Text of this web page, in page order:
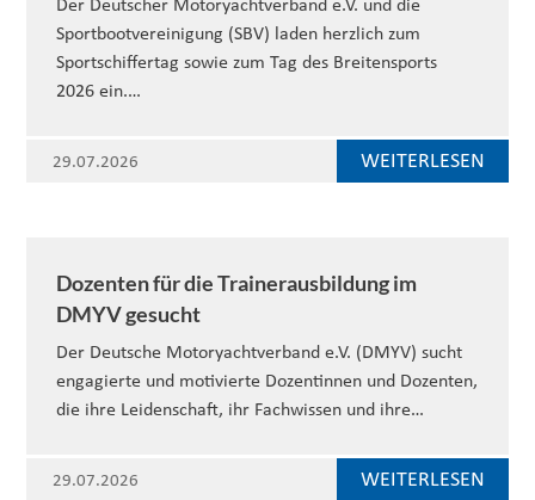
Der Deutscher Motoryachtverband e.V. und die
Sportbootvereinigung (SBV) laden herzlich zum
Sportschiffertag sowie zum Tag des Breitensports
2026 ein.…
29.07.2026 WEITERLESEN
Dozenten für die Trainerausbildung im
DMYV gesucht
Der Deutsche Motoryachtverband e.V. (DMYV) sucht
engagierte und motivierte Dozentinnen und Dozenten,
die ihre Leidenschaft, ihr Fachwissen und ihre…
29.07.2026 WEITERLESEN